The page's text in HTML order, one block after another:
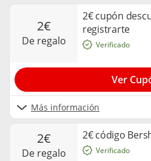
2€
de regalo
2€ cupón
registrarte
Más información
Verificado
Ver
2€
de regalo
2€ código
Verificado